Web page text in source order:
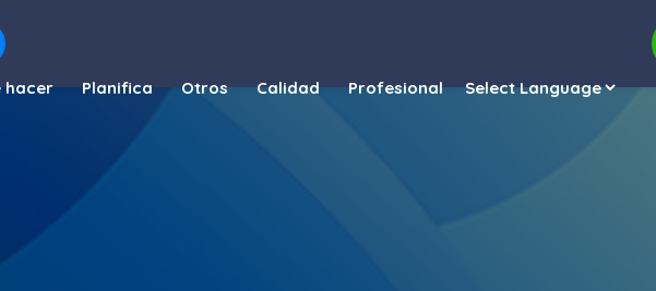
hacer Planifica Otros Calidad Profesional